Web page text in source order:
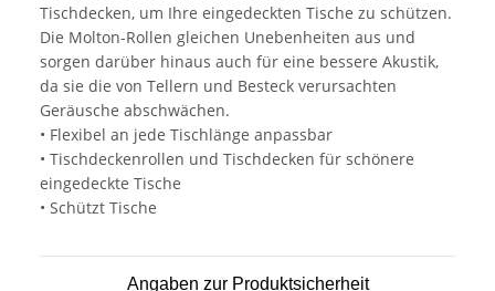
Tischdecken, um Ihre eingedeckten Tische zu schützen.
Die Molton-Rollen gleichen Unebenheiten aus und
sorgen darüber hinaus auch für eine bessere Akustik,
da sie die von Tellern und Besteck verursachten
Geräusche abschwächen.
• Flexibel an jede Tischlänge anpassbar
• Tischdeckenrollen und Tischdecken für schönere
eingedeckte Tische
• Schützt Tische
Angaben zur Produktsicherheit